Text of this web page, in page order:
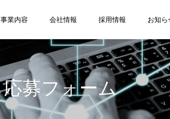
事業内容 会社情報 採用情報 お知ら
応募フォーム